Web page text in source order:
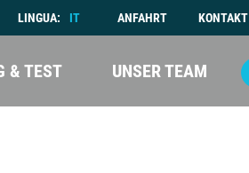
LINGUA: IT ANFAHRT KONTAKT
& TEST UNSER TEAM